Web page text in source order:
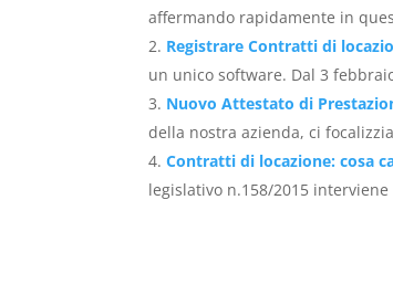
affermando rapidamente in
Registrare Contratti di
un unico software. Dal 3
Nuovo Attestato di
della nostra azienda, ci
Contratti di locazione: cosa
legislativo n.158/2015 interviene